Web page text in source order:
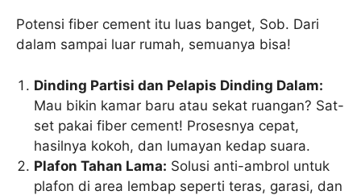
Potensi fiber cement itu luas banget, Sob. Dari
dalam sampai luar rumah, semuanya bisa!
Dinding Partisi dan Pelapis Dinding Dalam:
Mau bikin kamar baru atau sekat ruangan? Sat-
set pakai fiber cement! Prosesnya cepat,
hasilnya kokoh, dan lumayan kedap suara.
Plafon Tahan Lama: Solusi anti-ambrol untuk
plafon di area lembap seperti teras, garasi, dan